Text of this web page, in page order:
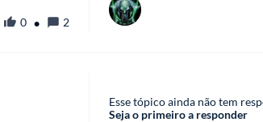
0 • 2
Esse tópico ainda não tem
Seja o primeiro a responder